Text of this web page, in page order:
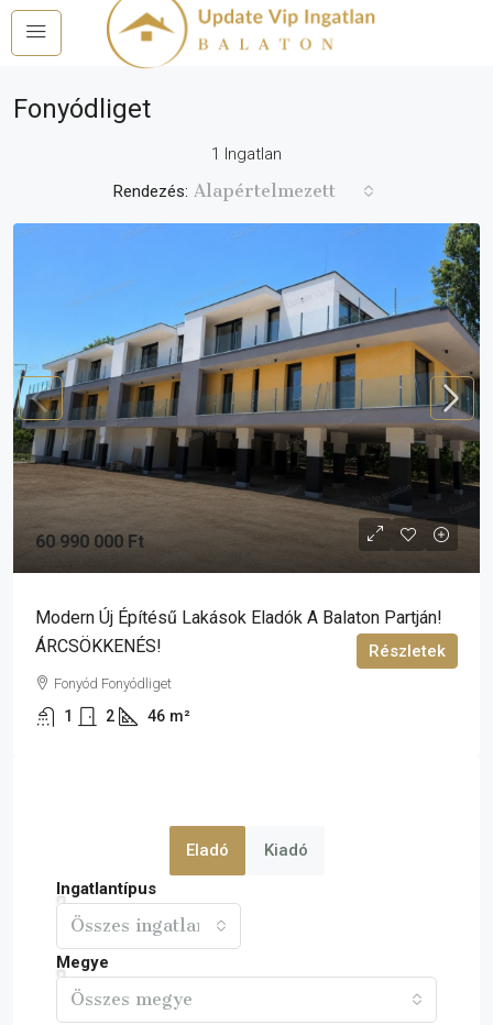
Fonyódliget
1 Ingatlan
Rendezés: Alapértelmezett
60 990 000 Ft
Modern Új Építésű Lakások Eladók A Balaton Partján!
ÁRCSÖKKENÉS!
Fonyód Fonyódliget
1 2 46 m²
Részletek
Eladó
Kiadó
Ingatlantípus
Összes ingatlan
Megye
Összes megye